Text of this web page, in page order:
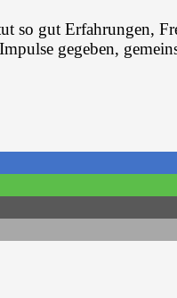
so gut Erfahrungen,
gegeben,